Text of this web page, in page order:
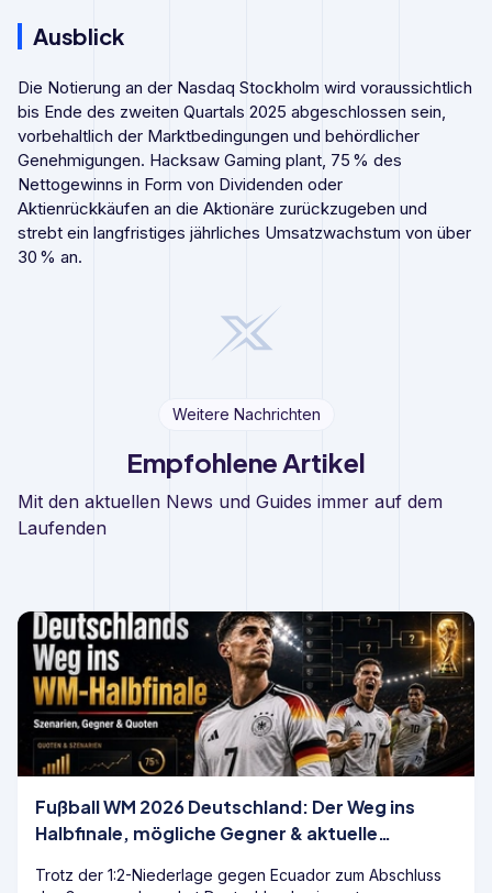
Ausblick
Die Notierung an der Nasdaq Stockholm wird voraussichtlich
bis Ende des zweiten Quartals 2025 abgeschlossen sein,
vorbehaltlich der Marktbedingungen und behördlicher
Genehmigungen. Hacksaw Gaming plant, 75 % des
Nettogewinns in Form von Dividenden oder
Aktienrückkäufen an die Aktionäre zurückzugeben und
strebt ein langfristiges jährliches Umsatzwachstum von über
30 % an.
Weitere Nachrichten
Empfohlene Artikel
Mit den aktuellen News und Guides immer auf dem
Laufenden
Fußball WM 2026 Deutschland: Der Weg ins
Halbfinale, mögliche Gegner & aktuelle
Trotz der 1:2-Niederlage gegen Ecuador zum Abschluss